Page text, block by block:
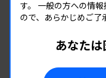
す。 一般の方への情
ので、あらかじめご了
あなたは